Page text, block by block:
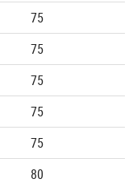
75
75
75
75
75
80